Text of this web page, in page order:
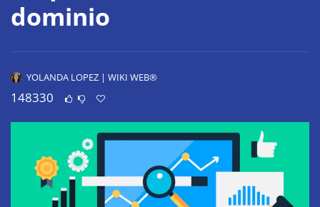
dominio
YOLANDA LOPEZ | WIKI WEB®
148330